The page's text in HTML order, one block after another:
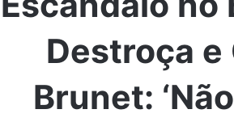
Destroça e
Brunet: